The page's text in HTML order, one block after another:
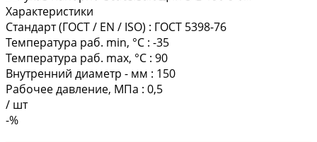
Характеристики
Стандарт (ГОСТ / EN / ISO) : ГОСТ 5398-76
Температура раб. min, °C : -35
Температура раб. max, °C : 90
Внутренний диаметр - мм : 150
Рабочее давление, МПа : 0,5
/ шт
-%